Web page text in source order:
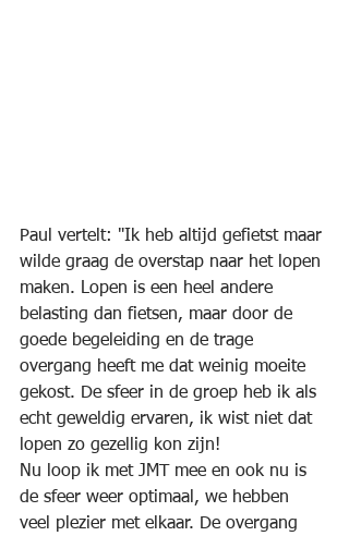
Paul vertelt: "Ik heb altijd gefietst maar
wilde graag de overstap naar het lopen
maken. Lopen is een heel andere
belasting dan fietsen, maar door de
goede begeleiding en de trage
overgang heeft me dat weinig moeite
gekost. De sfeer in de groep heb ik als
echt geweldig ervaren, ik wist niet dat
lopen zo gezellig kon zijn!
Nu loop ik met JMT mee en ook nu is
de sfeer weer optimaal, we hebben
veel plezier met elkaar. De overgang